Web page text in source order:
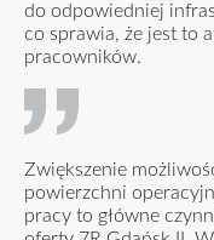
do odpowiedniej
co sprawia, że jest to
pracowników.
Zwiększenie
powierzchni
pracy to główne